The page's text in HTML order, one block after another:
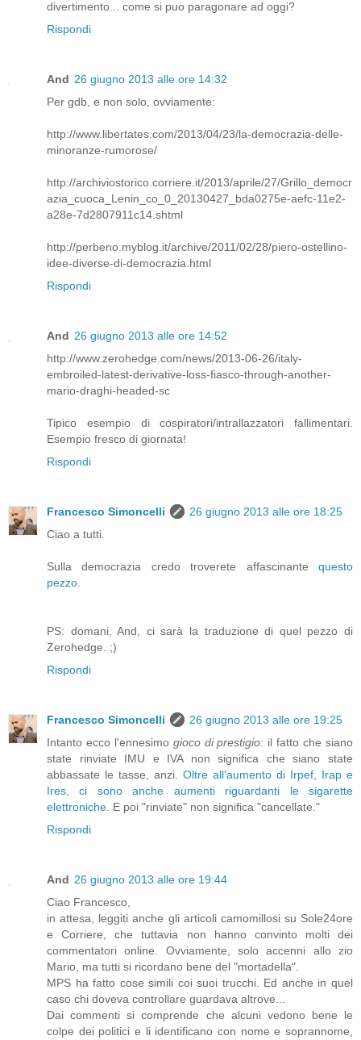
divertimento... come si puo paragonare ad oggi?
Rispondi
And 26 giugno 2013 alle ore 14:32
Per gdb, e non solo, ovviamente:
http://www.libertates.com/2013/04/23/la-democrazia-delle-
minoranze-rumorose/
http://archiviostorico.corriere.it/2013/aprile/27/Grillo_democr
azia_cuoca_Lenin_co_0_20130427_bda0275e-aefc-11e2-
a28e-7d2807911c14.shtml
http://perbeno.myblog.it/archive/2011/02/28/piero-ostellino-
idee-diverse-di-democrazia.html
Rispondi
And 26 giugno 2013 alle ore 14:52
http://www.zerohedge.com/news/2013-06-26/italy-
embroiled-latest-derivative-loss-fiasco-through-another-
mario-draghi-headed-sc
Tipico esempio di cospiratori/intrallazzatori fallimentari.
Esempio fresco di giornata!
Rispondi
Francesco Simoncelli
26 giugno 2013 alle ore 18:25
Ciao a tutti.
Sulla democrazia credo troverete affascinante questo
pezzo
PS: domani, And, ci sarà la traduzione di quel pezzo di
Zerohedge. ;)
Rispondi
Francesco Simoncelli
26 giugno 2013 alle ore 19:25
Intanto ecco l'ennesimo gioco di prestigio: il fatto che siano
state rinviate IMU e IVA non significa che siano state
abbassate le tasse, anzi. Oltre all'aumento di Irpef, Irap e
Ires, ci sono anche aumenti riguardanti le sigarette
elettroniche . E poi "rinviate" non significa "cancellate."
Rispondi
And 26 giugno 2013 alle ore 19:44
Ciao Francesco,
in attesa, leggiti anche gli articoli camomillosi su Sole24ore
e Corriere, che tuttavia non hanno convinto molti dei
commentatori online. Ovviamente, solo accenni allo zio
Mario, ma tutti si ricordano bene del "mortadella".
MPS ha fatto cose simili coi suoi trucchi. Ed anche in quel
caso chi doveva controllare guardava altrove...
Dai commenti si comprende che alcuni vedono bene le
colpe dei politici e li identificano con nome e soprannome,